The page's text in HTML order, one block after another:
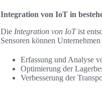
Integration von IoT in
Die Integration von IoTist
Sensoren können
Erfassung und Analyse
Optimierung der
Verbesserung der